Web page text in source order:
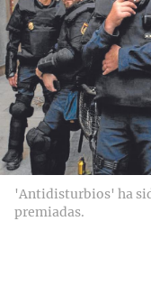
'Antidisturbios' ha
premiadas.